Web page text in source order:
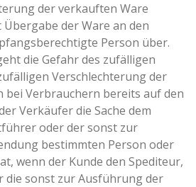
der verkauften Ware
der Ware an den
Person über.
die Gefahr des zufälligen
Verschlechterung der
bei Verbrauchern bereits auf den
Verkäufer die Sache dem
oder der sonst zur
bestimmten Person oder
wenn der Kunde den Spediteur,
die sonst zur Ausführung der